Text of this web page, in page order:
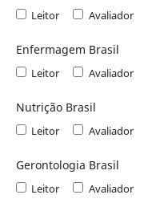
Leitor Avaliador
Enfermagem Brasil
Leitor Avaliador
Nutrição Brasil
Leitor Avaliador
Gerontologia Brasil
Leitor Avaliador